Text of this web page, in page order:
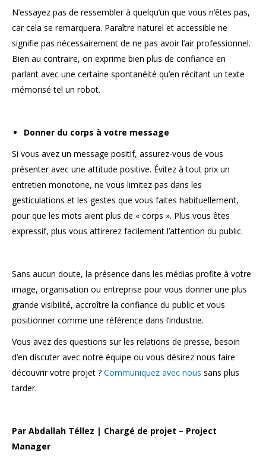
N’essayez pas de ressembler à quelqu’un que vous n’êtes pas,
car cela se remarquera. Paraître naturel et accessible ne
signifie pas nécessairement de ne pas avoir l’air professionnel.
Bien au contraire, on exprime bien plus de confiance en
parlant avec une certaine spontanéité qu’en récitant un texte
mémorisé tel un robot.
Donner du corps à votre message
Si vous avez un message positif, assurez-vous de vous
présenter avec une attitude positive. Évitez à tout prix un
entretien monotone, ne vous limitez pas dans les
gesticulations et les gestes que vous faites habituellement,
pour que les mots aient plus de « corps ». Plus vous êtes
expressif, plus vous attirerez facilement l’attention du public.
Sans aucun doute, la présence dans les médias profite à votre
image, organisation ou entreprise pour vous donner une plus
grande visibilité, accroître la confiance du public et vous
positionner comme une référence dans l’industrie.
Vous avez des questions sur les relations de presse, besoin
d’en discuter avec notre équipe ou vous désirez nous faire
découvrir votre projet ? Communiquez avec nous sans plus
tarder.
Par Abdallah Téllez | Chargé de projet – Project
Manager